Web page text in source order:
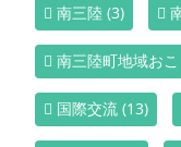
南三陸 (3)
南三陸町地域お
国際交流 (13)